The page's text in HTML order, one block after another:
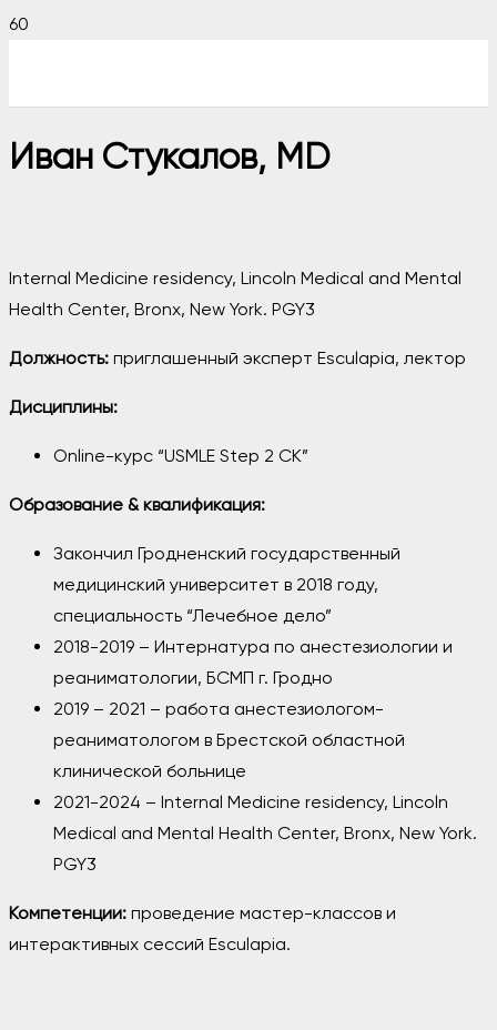
Иван Стукалов, MD
Internal Medicine residency, Lincoln Medical and Mental
Health Center, Bronx, New York. PGY3
Должность: приглашенный эксперт Esculapia, лектор
Дисциплины:
Online-курс “USMLE Step 2 СК”
Образование & квалификация:
Закончил Гродненский государственный
медицинский университет в 2018 году,
специальность “Лечебное дело”
2018-2019 – Интернатура по анестезиологии и
реаниматологии, БСМП г. Гродно
2019 – 2021 – работа анестезиологом-
реаниматологом в Брестской областной
клинической больнице
2021-2024 – Internal Medicine residency, Lincoln
Medical and Mental Health Center, Bronx, New York.
PGY3
Компетенции: проведение мастер-классов и
интерактивных сессий Esculapia.